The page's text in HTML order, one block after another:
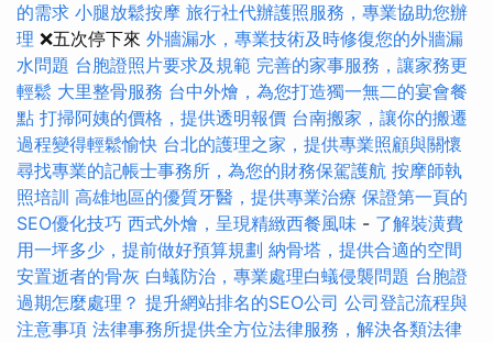
的需求 小腿放鬆按摩 旅行社代辦護照服務，專業協助您辦
理 ❌五次停下來 外牆漏水，專業技術及時修復您的外牆漏
水問題 台胞證照片要求及規範 完善的家事服務，讓家務更
輕鬆 大里整骨服務 台中外燴，為您打造獨一無二的宴會餐
點 打掃阿姨的價格，提供透明報價 台南搬家，讓你的搬遷
過程變得輕鬆愉快 台北的護理之家，提供專業照顧與關懷
尋找專業的記帳士事務所，為您的財務保駕護航 按摩師執
照培訓 高雄地區的優質牙醫，提供專業治療 保證第一頁的
SEO優化技巧 西式外燴，呈現精緻西餐風味 - 了解裝潢費
用一坪多少，提前做好預算規劃 納骨塔，提供合適的空間
安置逝者的骨灰 白蟻防治，專業處理白蟻侵襲問題 台胞證
過期怎麼處理？ 提升網站排名的SEO公司 公司登記流程與
注意事項 法律事務所提供全方位法律服務，解決各類法律